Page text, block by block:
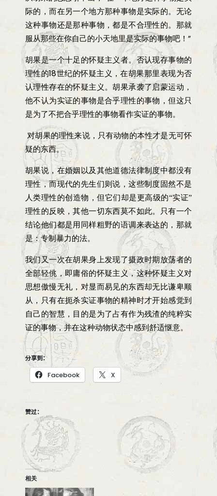
际的，而在另一个地方那种事物是实际的。无论
这种事物还是那种事物，都是不合理性的。那就
服从那些在你自己的小天地里是实际的事物吧！ ”
胡果是一个十足的怀疑主义者。否认现存事物的
理性的18世纪的怀疑主义，在胡果那里表现为否
认理性存在的怀疑主义。胡果承袭了启蒙运动，
他不认为实证的事物是合乎理性的事物，但这只
是为了不把合乎理性的事物看作实证的事物。
对胡果的理性来说，只有动物的本性才是无可怀
疑的东西。
胡果说，在婚姻以及其他道德法律制度中都没有
理性，而现代的先生们则说，这些制度固然不是
人类理性的创造物，但它们却是更高级的“实证”
理性的反映，其他一切东西莫不如此。只有一个
结论他们都是用同样粗野的语调来表达的，那就
是：专制暴力的法。
我们又一次在胡果身上发现了摄政时期放荡者的
全部轻佻，即庸俗的怀疑主义，这种怀疑主义对
思想傲慢无礼，对显而易见的东西却无比谦卑顺
从，只有在扼杀实证事物的精神时才开始感觉到
自己的智慧，目的是为了占有作为残渣的纯粹实
证的事物，并在这种动物状态中感到舒适惬意。
分享到：
Facebook X
赞过：
相关